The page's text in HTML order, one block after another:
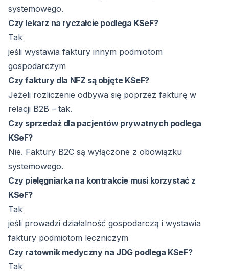
systemowego.
Czy lekarz na ryczałcie podlega KSeF?
Tak
jeśli wystawia faktury innym podmiotom
gospodarczym
Czy faktury dla NFZ są objęte KSeF?
Jeżeli rozliczenie odbywa się poprzez fakturę w
relacji B2B – tak.
Czy sprzedaż dla pacjentów prywatnych podlega
KSeF?
Nie. Faktury B2C są wyłączone z obowiązku
systemowego.
Czy pielęgniarka na kontrakcie musi korzystać z
KSeF?
Tak
jeśli prowadzi działalność gospodarczą i wystawia
faktury podmiotom leczniczym
Czy ratownik medyczny na JDG podlega KSeF?
Tak